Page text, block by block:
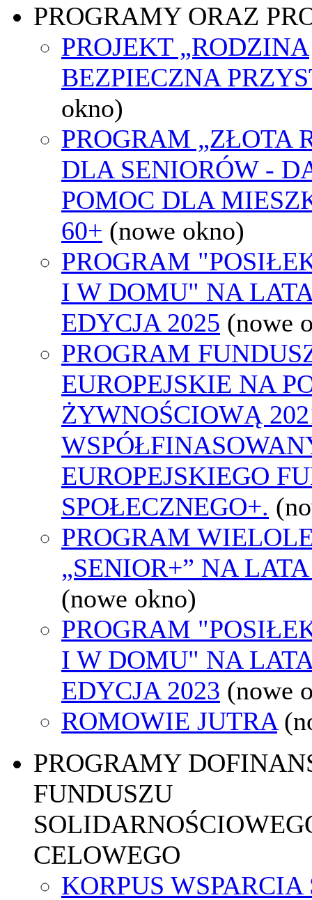
PROGRAMY ORAZ
PROJEKT „RODZINA
BEZPIECZNA
okno)
PROGRAM „ZŁOTA
DLA SENIORÓW -
POMOC DLA
60+ (nowe okno)
PROGRAM
I W DOMU" NA
EDYCJA 2025 (nowe
PROGRAM
EUROPEJSKIE NA
ŻYWNOŚCIOWĄ
EUROPEJSKIEGO
SPOŁECZNEGO+.
PROGRAM
„SENIOR+” NA
(nowe okno)
PROGRAM
I W DOMU" NA
EDYCJA 2023 (nowe
ROMOWIE JUTRA
PROGRAMY
FUNDUSZU
CELOWEGO
KORPUS